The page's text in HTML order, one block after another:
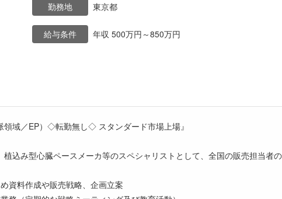
勤務地 東京都
給与条件 年収 500万円～850万円
領域／EP）◇転勤無し◇ スタンダード市場上場』
植込み型心臓ペースメーカ等のスペシャリストとして、全国の販売担当者
資料作成や販売戦略、企画立案